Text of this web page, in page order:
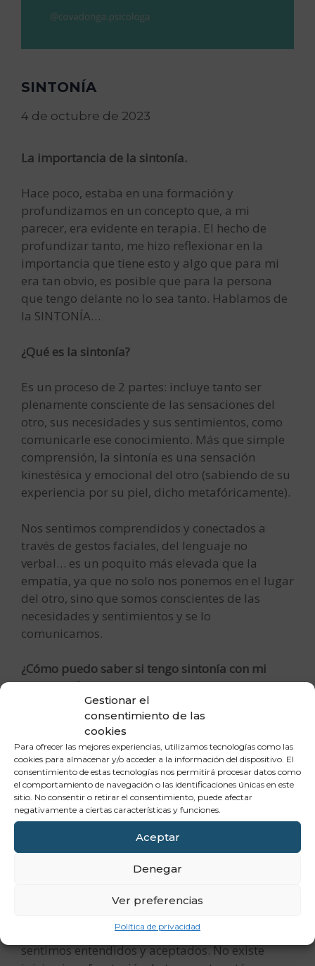
Gestionar el
consentimiento de las
cookies
Para ofrecer las mejores experiencias, utilizamos tecnologías como las
cookies para almacenar y/o acceder a la información del dispositivo. El
consentimiento de estas tecnologías nos permitirá procesar datos como
el comportamiento de navegación o las identificaciones únicas en este
sitio. No consentir o retirar el consentimiento, puede afectar
negativamente a ciertas características y funciones.
Aceptar
Denegar
Ver preferencias
Política de privacidad
SINTONÍA
4 de octubre de 2023
La importancia de la sintonía.
Hace poco, estaba en una formación y
profundizamos en un concepto que, a mi
parecer, era evidente en terapia. El hecho de
profundizar tanto, me hizo reflexionar en la
importancia que tiene esto y algo que para mi
era tan obvio, es posible que para la persona
que tengo delante no lo sea tanto. Hablamos de
la SINTONÍA…
¿Qué es la sintonía?
Es un proceso de 2 partes: incluye tanto ser
plenamente consciente de las sensaciones del
otro, sus necesidades y sus sentimientos, como
comunicarle ese conocimiento. Más que simple
comprensión, la sintonía es una sensación
kinestésica y emocional del otro (sabiendo de su
experiencia por su piel, dicho metafóricamente).
Nos sentimos comprendidos y conectados a
través de gestos faciales, del lenguaje no
verbal… es un poquito más elevada que la
empatía, ya que no solo nos ponemos en el lugar
del otro, sino que somos conscientes de las
necesidades y sentimientos y se lo
comunicamos.
¿Cómo puedo saber si tengo sintonía con mi
terapeuta?
Al principio, es posible, que tengas dificultades
para sentir esa sintonía, existen algunas
barreras y defensas que nos ponemos nosotros
mismos, como pacientes, para protegernos.
Generalmente, no es fácil sentarse delante de un
o una terapeuta, contarle todo, relajarse, sentir
esa sintonía… Soy consciente de esta dificultad.
Por eso, para mi es muy importante conocer
cómo estás durante y al finalizar la sesión, cómo
te vas a casa y explicarte que esto es un proceso.
cuando existe comprensión, cuando nos
sentimos entendidos y aceptados. No existe